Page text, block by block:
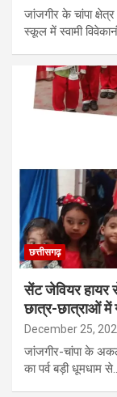
जांजगीर के चांपा
स्कूल में स्वामी
छत्तीसगढ़
सेंट जेवियर हायर
छात्र-छात्राओं में
December 25,
जांजगीर-चांपा के
का पर्व बड़ी धूमधाम